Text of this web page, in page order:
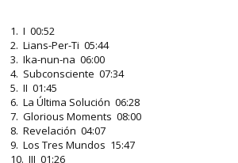
1. I 00:52
2. Lians-Per-Ti 05:44
3. Ika-nun-na 06:00
4. Subconsciente 07:34
5. II 01:45
6. La Última Solución 06:28
7. Glorious Moments 08:00
8. Revelación 04:07
9. Los Tres Mundos 15:47
10. III 01:26